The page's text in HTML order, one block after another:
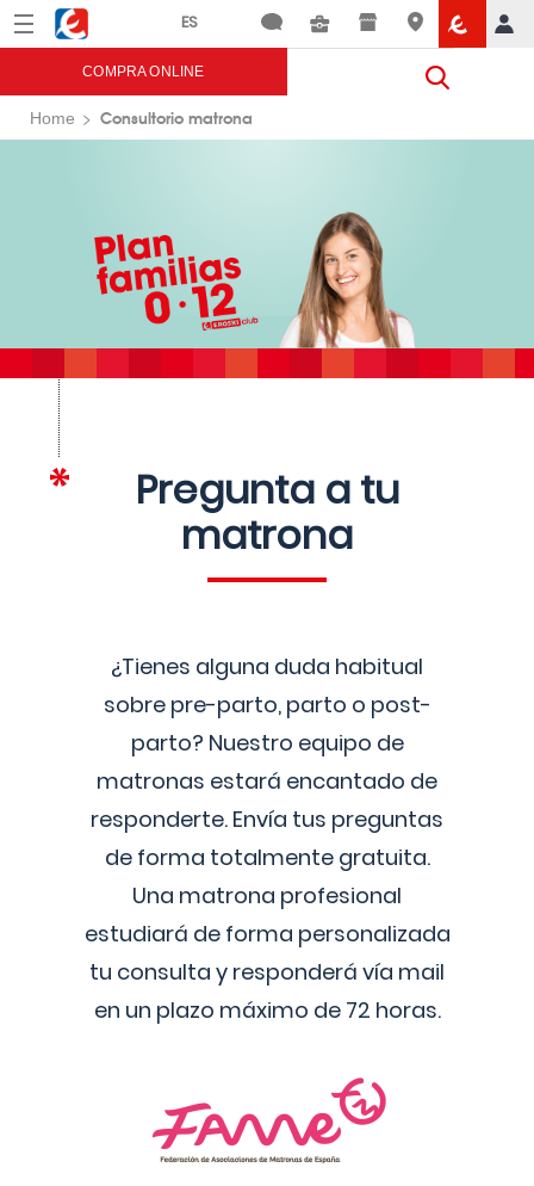
Menú Eroski
COMPRA ONLINE
Home Consultorio matrona
Pregunta a tu
matrona
¿Tienes alguna duda habitual
sobre pre-parto, parto o post-
parto? Nuestro equipo de
matronas estará encantado de
responderte. Envía tus preguntas
de forma totalmente gratuita.
Una matrona profesional
estudiará de forma personalizada
tu consulta y responderá vía mail
en un plazo máximo de 72 horas.